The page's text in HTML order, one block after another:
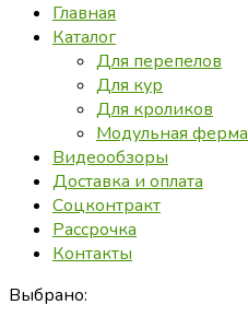
Главная
Каталог
Для перепелов
Для кур
Для кроликов
Модульная ферма
Видеообзоры
Доставка и оплата
Соцконтракт
Рассрочка
Контакты
Выбрано: